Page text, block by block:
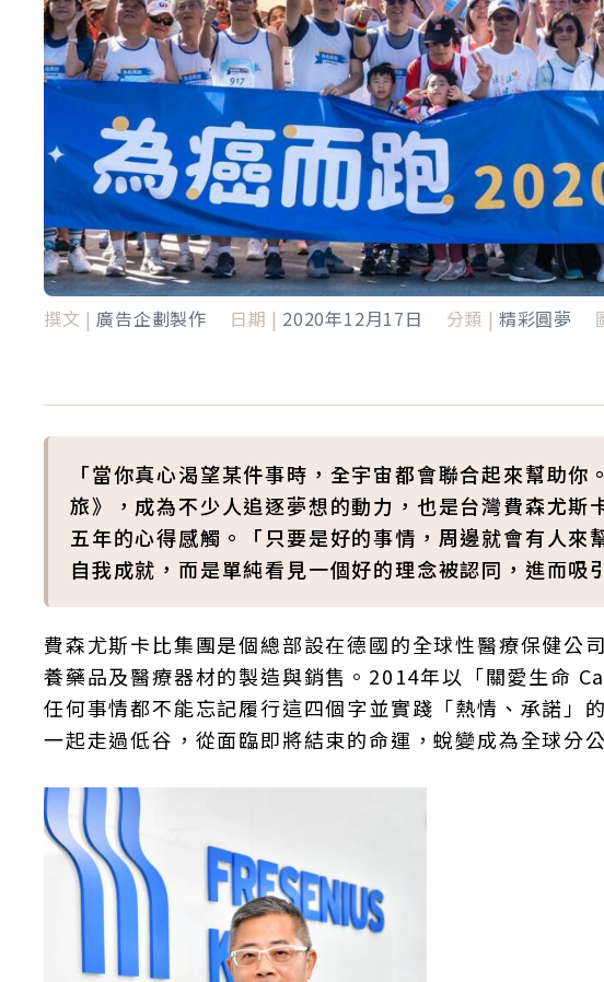
撰文 | 廣告企劃製作 日期 | 2020年12月17日 分類 | 精彩圓夢
「當你真心渴望某件事時，全宇宙都會聯合起來幫助
旅》，成為不少人追逐夢想的動力，也是台灣費森尤斯
五年的心得感觸。「只要是好的事情，周邊就會有人來
自我成就，而是單純看見一個好的理念被認同，進而吸
費森尤斯卡比集團是個總部設在德國的全球性醫療保健公
養藥品及醫療器材的製造與銷售。2014年以「關愛生命
任何事情都不能忘記履行這四個字並實踐「熱情、承諾」
一起走過低谷，從面臨即將結束的命運，蛻變成為全球分